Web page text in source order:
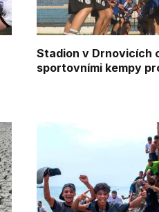
Stadion v Drnovicích
sportovními kempy